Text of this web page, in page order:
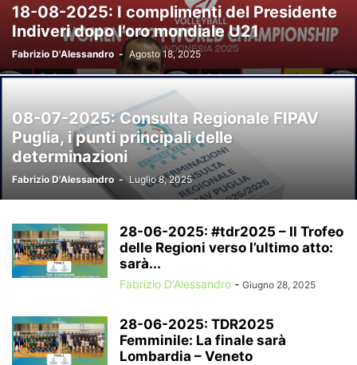
18-08-2025: I complimenti del Presidente
Indiveri dopo l’oro mondiale U21
Fabrizio D'Alessandro - Agosto 18, 2025
08-07-2025: Consulta Regionale FIPAV
Puglia, i punti principali delle
determinazioni
Fabrizio D'Alessandro - Luglio 8, 2025
28-06-2025: #tdr2025 – Il Trofeo
delle Regioni verso l’ultimo atto:
sarà...
Fabrizio D'Alessandro - Giugno 28, 2025
28-06-2025: TDR2025
Femminile: La finale sarà
Lombardia – Veneto